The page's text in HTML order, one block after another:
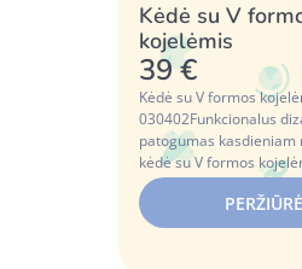
Kėdė su V
kojelėmis
39 €
Kėdė su V formos
030402Funkcionalus
patogumas kasdieniam
kėdė su V formos
atsižvelgiant į ...